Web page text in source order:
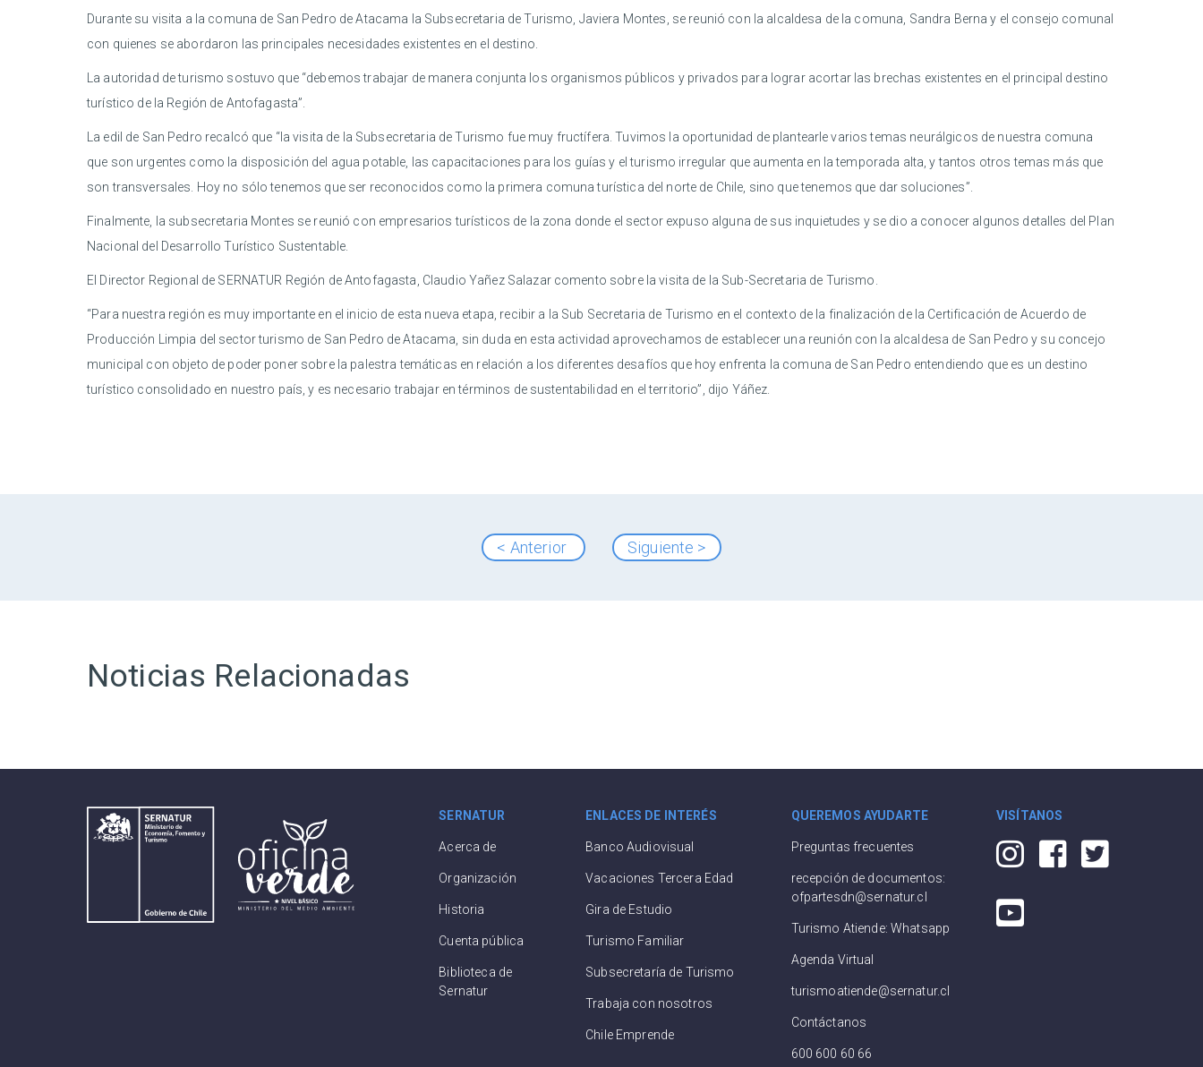
Durante su visita a la comuna de San Pedro de Atacama la Subsecretaria de Turismo, Javiera Montes, se reunió con la alcaldesa de la comuna, Sandra Berna y el consejo comunal
con quienes se abordaron las principales necesidades existentes en el destino.
La autoridad de turismo sostuvo que “debemos trabajar de manera conjunta los organismos públicos y privados para lograr acortar las brechas existentes en el principal destino
turístico de la Región de Antofagasta”.
La edil de San Pedro recalcó que “la visita de la Subsecretaria de Turismo fue muy fructífera. Tuvimos la oportunidad de plantearle varios temas neurálgicos de nuestra comuna
que son urgentes como la disposición del agua potable, las capacitaciones para los guías y el turismo irregular que aumenta en la temporada alta, y tantos otros temas más que
son transversales. Hoy no sólo tenemos que ser reconocidos como la primera comuna turística del norte de Chile, sino que tenemos que dar soluciones”.
Finalmente, la subsecretaria Montes se reunió con empresarios turísticos de la zona donde el sector expuso alguna de sus inquietudes y se dio a conocer algunos detalles del Plan
Nacional del Desarrollo Turístico Sustentable.
El Director Regional de SERNATUR Región de Antofagasta, Claudio Yañez Salazar comento sobre la visita de la Sub-Secretaria de Turismo.
“Para nuestra región es muy importante en el inicio de esta nueva etapa, recibir a la Sub Secretaria de Turismo en el contexto de la finalización de la Certificación de Acuerdo de
Producción Limpia del sector turismo de San Pedro de Atacama, sin duda en esta actividad aprovechamos de establecer una reunión con la alcaldesa de San Pedro y su concejo
municipal con objeto de poder poner sobre la palestra temáticas en relación a los diferentes desafíos que hoy enfrenta la comuna de San Pedro entendiendo que es un destino
turístico consolidado en nuestro país, y es necesario trabajar en términos de sustentabilidad en el territorio”, dijo Yáñez.
< Anterior Siguiente >
Noticias Relacionadas
SERNATUR
Acerca de
Organización
Historia
Cuenta pública
Biblioteca de
Sernatur
ENLACES DE INTERÉS
Banco Audiovisual
Vacaciones Tercera Edad
Gira de Estudio
Turismo Familiar
Subsecretaría de Turismo
Trabaja con nosotros
Chile Emprende
QUEREMOS AYUDARTE
Preguntas frecuentes
recepción de documentos:
ofpartesdn@sernatur.cl
Turismo Atiende: Whatsapp
Agenda Virtual
turismoatiende@sernatur.cl
Contáctanos
600 600 60 66
VISÍTANOS